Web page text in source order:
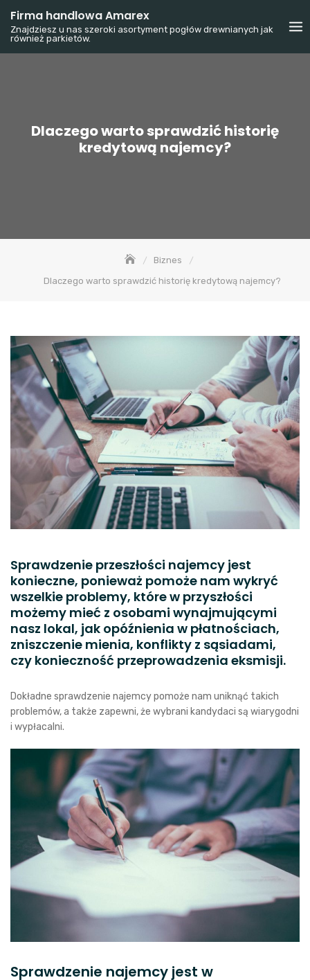
Skip
content
Firma handlowa Amarex
Znajdziesz u nas szeroki asortyment pogłów drewnianych jak
również parkietów.
Dlaczego warto sprawdzić historię
kredytową najemcy?
Biznes
Dlaczego warto sprawdzić historię kredytową najemcy?
Sprawdzenie przeszłości najemcy jest
konieczne, ponieważ pomoże nam wykryć
wszelkie problemy, które w przyszłości
możemy mieć z osobami wynajmującymi
nasz lokal, jak opóźnienia w płatnościach,
zniszczenie mienia, konflikty z sąsiadami,
czy konieczność przeprowadzenia eksmisji.
Dokładne sprawdzenie najemcy pomoże nam uniknąć takich
problemów, a także zapewni, że wybrani kandydaci są wiarygodni
i wypłacalni.
Sprawdzenie najemcy jest w